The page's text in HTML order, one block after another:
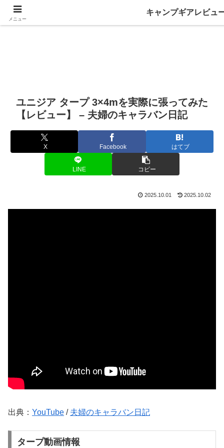
ユニジア タープ 3×4mを実際に張ってみた
【レビュー】 – 夫婦のキャラバン日記
X Facebook はてブ
LINE コピー
2025.10.01 2025.10.02
出典： YouTube / 夫婦のキャラバン日記
タープ動画情報
メニュー
キャンプギアレビュ